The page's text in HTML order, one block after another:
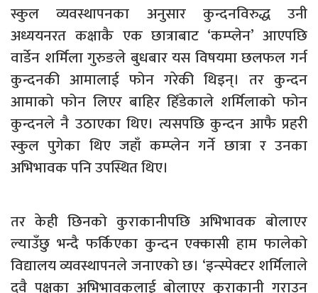
स्कुल व्यवस्थापनका अनुसार कुन्दनविरुद्ध उनी
अध्ययनरत कक्षाकै एक छात्राबाट ‘कम्प्लेन’ आएपछि
वार्डेन शर्मिला गुरुङले बुधबार यस विषयमा छलफल गर्न
कुन्दनकी आमालाई फोन गरेकी थिइन्। तर कुन्दन
आमाको फोन लिएर बाहिर हिँडेकाले शर्मिलाको फोन
कुन्दनले नै उठाएका थिए। त्यसपछि कुन्दन आफै प्रहरी
स्कुल पुगेका थिए जहाँ कम्प्लेन गर्ने छात्रा र उनका
अभिभावक पनि उपस्थित थिए।
तर केही छिनको कुराकानीपछि अभिभावक बोलाएर
ल्याउँछु भन्दै फर्किएका कुन्दन एक्कासी हाम फालेको
विद्यालय व्यवस्थापनले जनाएको छ। ‘इन्स्पेक्टर शर्मिलाले
दुवै पक्षका अभिभावकलाई बोलाएर कुराकानी गराउन